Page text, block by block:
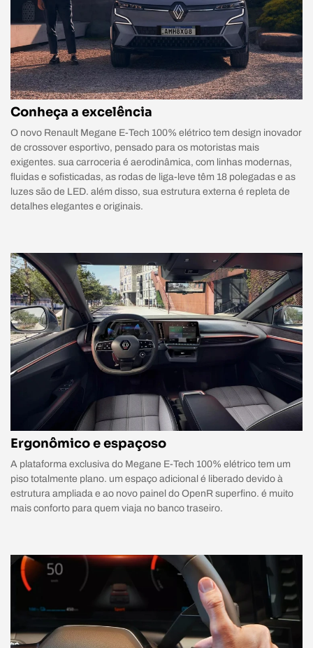
Conheça a excelência
O novo Renault Megane E-Tech 100% elétrico tem design inovador
de crossover esportivo, pensado para os motoristas mais
exigentes. sua carroceria é aerodinâmica, com linhas modernas,
fluidas e sofisticadas, as rodas de liga-leve têm 18 polegadas e as
luzes são de LED. além disso, sua estrutura externa é repleta de
detalhes elegantes e originais.
Ergonômico e espaçoso
A plataforma exclusiva do Megane E-Tech 100% elétrico tem um
piso totalmente plano. um espaço adicional é liberado devido à
estrutura ampliada e ao novo painel do OpenR superfino. é muito
mais conforto para quem viaja no banco traseiro.